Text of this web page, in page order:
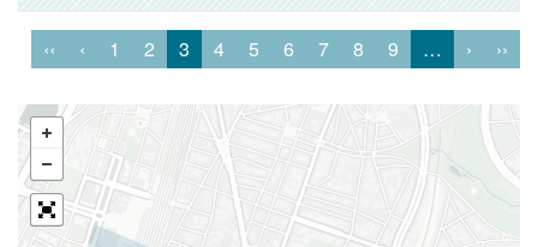
‹‹ ‹ 1 2 3 4 5 6 7 8 9 … › ››